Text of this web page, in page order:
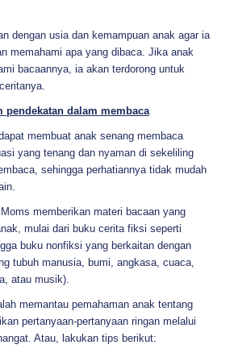
dengan usia dan kemampuan anak agar ia
memahami apa yang dibaca. Jika anak
bacaannya, ia akan terdorong untuk
pendekatan dalam membaca
membuat anak senang membaca
yang tenang dan nyaman di sekeliling
sehingga perhatiannya tidak mudah
memberikan materi bacaan yang
mulai dari buku cerita fiksi seperti
buku nonfiksi yang berkaitan dengan
tubuh manusia, bumi, angkasa, cuaca,
atau musik).
memantau pemahaman anak tentang
pertanyaan-pertanyaan ringan melalui
Atau, lakukan tips berikut: